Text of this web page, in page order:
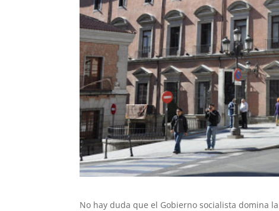
No hay duda que el Gobierno socialista domina